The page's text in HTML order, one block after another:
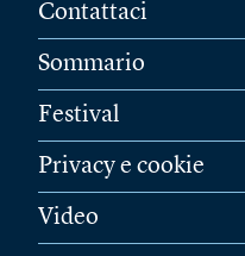
Contattaci
Sommario
Festival
Privacy e cookie
Video